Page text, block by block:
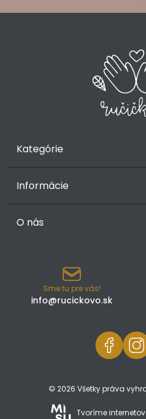
Kategórie
Informácie
O nás
Sme tu pre vás!
info@rucickovo.sk
© 2026 Všetky práva
Tvoríme